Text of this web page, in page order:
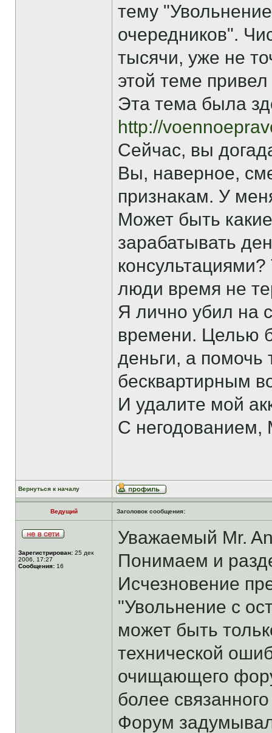
тему
очередников".
тысячи, уже не
этой теме
Эта тема была
http://
Сейчас, вы
Вы, наверное,
признакам. У
Может быть
зарабатывать
люди время не
Я лично убил на
времени. Целью
деньги, а
бесквартирным
И удалите мой
С негодованием,
Вернуться к началу
Ведущий Заголовок сообщения:
Зарегистрирован: 25 дек
2006, 17:27
Сообщения: 16
Уважаемый Mr.
Понимаем и
Исчезновение
"Увольнение с
может быть
технической
очищающего
более
Форум